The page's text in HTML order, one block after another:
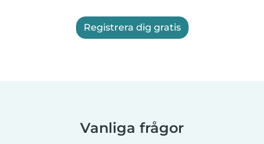
Registrera dig gratis
Vanliga frågor